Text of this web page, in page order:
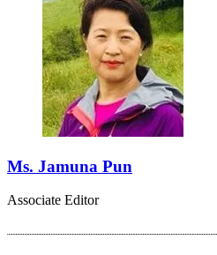
Ms. Jamuna Pun
Associate Editor